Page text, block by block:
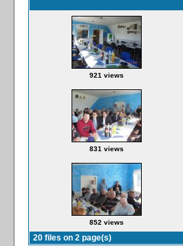
921 views
831 views
852 views
20 files on 2 page(s)